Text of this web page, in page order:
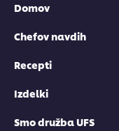
Domov
Chefov navdih
Recepti
Izdelki
Smo družba UFS